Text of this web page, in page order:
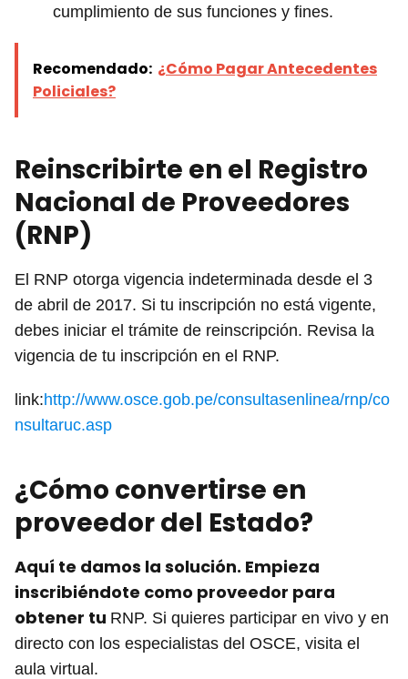
cumplimiento de sus funciones y fines.
Recomendado: ¿Cómo Pagar Antecedentes
Policiales?
Reinscribirte en el Registro
Nacional de Proveedores
(RNP)
El RNP otorga vigencia indeterminada desde el 3
de abril de 2017. Si tu inscripción no está vigente,
debes iniciar el trámite de reinscripción. Revisa la
vigencia de tu inscripción en el RNP.
link:http://www.osce.gob.pe/consultasenlinea/rnp/co
nsultaruc.asp
¿Cómo convertirse en
proveedor del Estado?
Aquí te damos la solución. Empieza
inscribiéndote como proveedor para
obtener tu RNP. Si quieres participar en vivo y en
directo con los especialistas del OSCE, visita el
aula virtual.